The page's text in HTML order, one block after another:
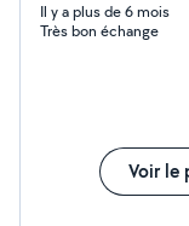
Il y a plus de 6 mois
Très bon échange
Voir le